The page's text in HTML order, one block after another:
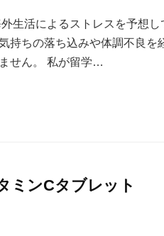
生活によるストレスを予想
持ちの落ち込みや体調不良を
せん。 私が留学…
ンCタブレット